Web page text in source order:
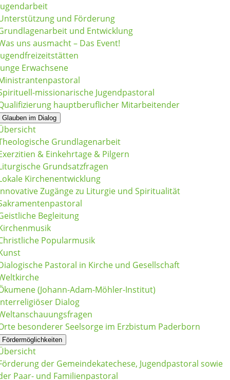
und Förderung
und Entwicklung
uns ausmacht – Das Event!
Erwachsene
missionarische Jugendpastoral
hauptberuflicher Mitarbeitender
Glauben im Dialog
Grundlagenarbeit
& Einkehrtage & Pilgern
Grundsatzfragen
Kirchenentwicklung
Zugänge zu Liturgie und Spiritualität
Begleitung
Popularmusik
Pastoral in Kirche und Gesellschaft
(Johann-Adam-Möhler-Institut)
Dialog
besonderer Seelsorge im Erzbistum Paderborn
Fördermöglichkeiten
der Gemeindekatechese, Jugendpastoral sowie
Paar- und Familienpastoral